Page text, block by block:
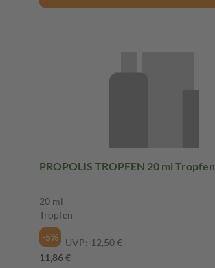
PROPOLIS TROPFEN 20 ml Tropfen
20 ml
Tropfen
-5%
UVP: 12,50 €
11,86 €